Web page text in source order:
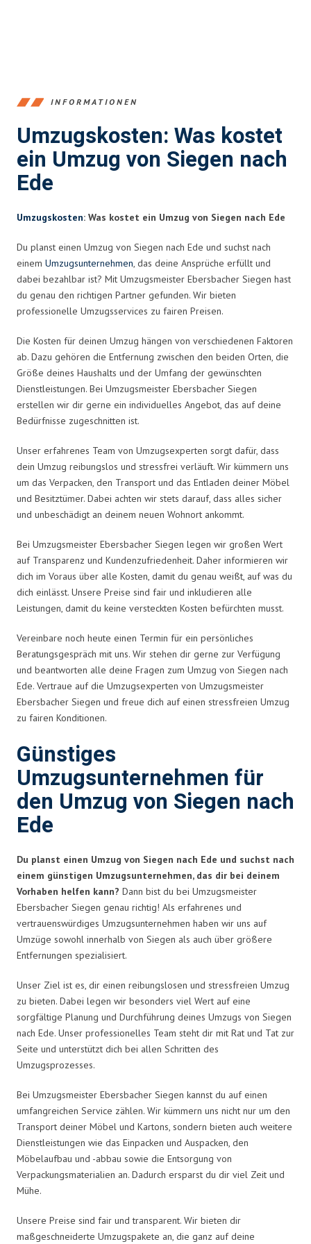
INFORMATIONEN
Umzugskosten: Was kostet
ein Umzug von Siegen nach
Ede
Umzugskosten: Was kostet ein Umzug von Siegen nach Ede
Du planst einen Umzug von Siegen nach Ede und suchst nach
einem Umzugsunternehmen, das deine Ansprüche erfüllt und
dabei bezahlbar ist? Mit Umzugsmeister Ebersbacher Siegen hast
du genau den richtigen Partner gefunden. Wir bieten
professionelle Umzugsservices zu fairen Preisen.
Die Kosten für deinen Umzug hängen von verschiedenen Faktoren
ab. Dazu gehören die Entfernung zwischen den beiden Orten, die
Größe deines Haushalts und der Umfang der gewünschten
Dienstleistungen. Bei Umzugsmeister Ebersbacher Siegen
erstellen wir dir gerne ein individuelles Angebot, das auf deine
Bedürfnisse zugeschnitten ist.
Unser erfahrenes Team von Umzugsexperten sorgt dafür, dass
dein Umzug reibungslos und stressfrei verläuft. Wir kümmern uns
um das Verpacken, den Transport und das Entladen deiner Möbel
und Besitztümer. Dabei achten wir stets darauf, dass alles sicher
und unbeschädigt an deinem neuen Wohnort ankommt.
Bei Umzugsmeister Ebersbacher Siegen legen wir großen Wert
auf Transparenz und Kundenzufriedenheit. Daher informieren wir
dich im Voraus über alle Kosten, damit du genau weißt, auf was du
dich einlässt. Unsere Preise sind fair und inkludieren alle
Leistungen, damit du keine versteckten Kosten befürchten musst.
Vereinbare noch heute einen Termin für ein persönliches
Beratungsgespräch mit uns. Wir stehen dir gerne zur Verfügung
und beantworten alle deine Fragen zum Umzug von Siegen nach
Ede. Vertraue auf die Umzugsexperten von Umzugsmeister
Ebersbacher Siegen und freue dich auf einen stressfreien Umzug
zu fairen Konditionen.
Günstiges
Umzugsunternehmen für
den Umzug von Siegen nach
Ede
Du planst einen Umzug von Siegen nach Ede und suchst nach
einem günstigen Umzugsunternehmen, das dir bei deinem
Vorhaben helfen kann? Dann bist du bei Umzugsmeister
Ebersbacher Siegen genau richtig! Als erfahrenes und
vertrauenswürdiges Umzugsunternehmen haben wir uns auf
Umzüge sowohl innerhalb von Siegen als auch über größere
Entfernungen spezialisiert.
Unser Ziel ist es, dir einen reibungslosen und stressfreien Umzug
zu bieten. Dabei legen wir besonders viel Wert auf eine
sorgfältige Planung und Durchführung deines Umzugs von Siegen
nach Ede. Unser professionelles Team steht dir mit Rat und Tat zur
Seite und unterstützt dich bei allen Schritten des
Umzugsprozesses.
Bei Umzugsmeister Ebersbacher Siegen kannst du auf einen
umfangreichen Service zählen. Wir kümmern uns nicht nur um den
Transport deiner Möbel und Kartons, sondern bieten auch weitere
Dienstleistungen wie das Einpacken und Auspacken, den
Möbelaufbau und -abbau sowie die Entsorgung von
Verpackungsmaterialien an. Dadurch ersparst du dir viel Zeit und
Mühe.
Unsere Preise sind fair und transparent. Wir bieten dir
maßgeschneiderte Umzugspakete an, die ganz auf deine